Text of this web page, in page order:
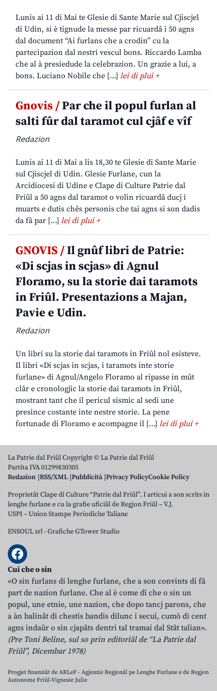
Lunis ai 11 di Mai te Glesie di Sante Marie sul Cjiscjel
di Udin, si è tignude la messe par ricuardâ i 50 agns
dal document “Ai furlans che a crodin” cu la
partecipazion dal nestri vescul bons. Riccardo Lamba
che al à presiedude la celebrazion. Un grazie a lui, a
bons. Luciano Nobile che […] lei di plui +
Gnovis /Par che il popul furlan al
salti fûr dal taramot cul cjâf e vîf
Redazion
Lunis ai 11 di Mai a lis 18,30 te Glesie di Sante Marie
sul Cjiscjel di Udin. Glesie Furlane, cun la
Arcidiocesi di Udine e Clape di Culture Patrie dal
Friûl a 50 agns dal taramot o volìn ricuardâ ducj i
muarts e dutis chês personis che tai agns si son dadis
da fâ par […] lei di plui +
GNOVIS /Il gnûf libri de Patrie:
«Di scjas in scjas» di Agnul
Floramo, su la storie dai taramots
in Friûl. Presentazions a Majan,
Pavie e Udin.
Redazion
Un libri su la storie dai taramots in Friûl nol esisteve.
Il libri «Di scjas in scjas, i taramots inte storie
furlane» di Agnul/Angelo Floramo al ripasse in mût
clâr e cronologjic la storie dai taramots in Friûl,
mostrant tant che il pericul sismic al sedi une
presince costante inte nestre storie. La pene
fortunade di Floramo e acompagne il […] lei di plui +
La Patrie dal Friûl Copyright © La Patrie dal Friûl
Partita IVA 01299830305
Redazion RSS/XML Pubblicità Privacy PolicyCookie Policy
Proprietât Clape di Culture “Patrie dal Friûl”. I articui a son scrits in
lenghe furlane e cu la grafie uficiâl de Regjon Friûl – V.J.
USPI – Union Stampe Periodiche Taliane
ENSOUL srl-Grafiche GTower Studio
Cui che o sin
«O sin furlans di lenghe furlane, che a son convints di fâ
part de nazion furlane. Che al è come dî che o sin un
popul, une etnie, une nazion, che dopo tancj parons, che
a àn balinât di chestis bandis dilunc i secui, cumò di cent
agns indaûr o sin cjapâts dentri tal tramai dal Stât talian».
(Pre Toni Beline, sul so prin editoriâl de “La Patrie dal
Friûl”, Dicembar 1978)
Progjet finanziât de ARLeF - Agjenzie Regjonâl pe Lenghe Furlane e de Regjon
Autonome Friûl-Vignesie Julie